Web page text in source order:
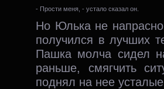
- Прости меня, - устало сказал он.
Но Юлька не
получился в лучших
Пашка молча сидел
раньше, смягчить
поднял на нее усталые